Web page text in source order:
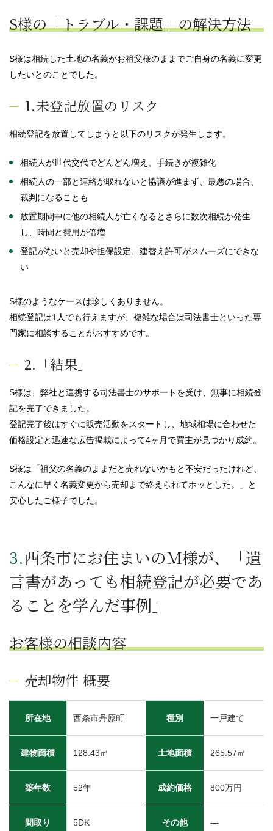
S様の「トラブル・課題」の解決方法
S様は相続した土地の名義がお祖父様のままでご自身の名義に変更
したいとのことでした。
1.未登記放置のリスク
相続登記を放置してしまうと以下のリスクが発生します。
相続人が世代交代でどんどん増え、手続きが複雑化
相続人の一部と連絡が取れないと協議が進まず、最悪の場合、
裁判になることも
放置期間中に他の相続人が亡くなるとさらに数次相続が発生
し、時間と費用が倍増
登記がないと売却や担保設定、建替え許可がスムーズにできな
い
S様のようなケースは珍しくありません。
相続登記は1人でも行えますが、複雑な場合は司法書士といった専
門家に相談することがおすすめです。
2.「結果」
S様は、弊社と連携する司法書士のサポートを受け、無事に相続登
記を完了できました。
登記完了後はすぐに販売活動をスタートし、地域相場に合わせた
価格設定と迅速な広告掲載によって4ヶ月で買主が見つかり成約。
S様は「祖父の名義のままだと売れないかもと不安だったけれど、
こんなに早く名義変更から売却まで終えられてホッとした。」と
安心したご様子でした。
3.西条市にお住まいのM様が、「遺
言書があっても相続登記が必要であ
ることを学んだ事例」
お客様の相談内容
売却物件 概要
所在地 西条市丹原町 種別 一戸建て
建物面積 128.43㎡ 土地面積 265.57㎡
築年数 52年 成約価格 800万円
間取り 5DK その他 ―